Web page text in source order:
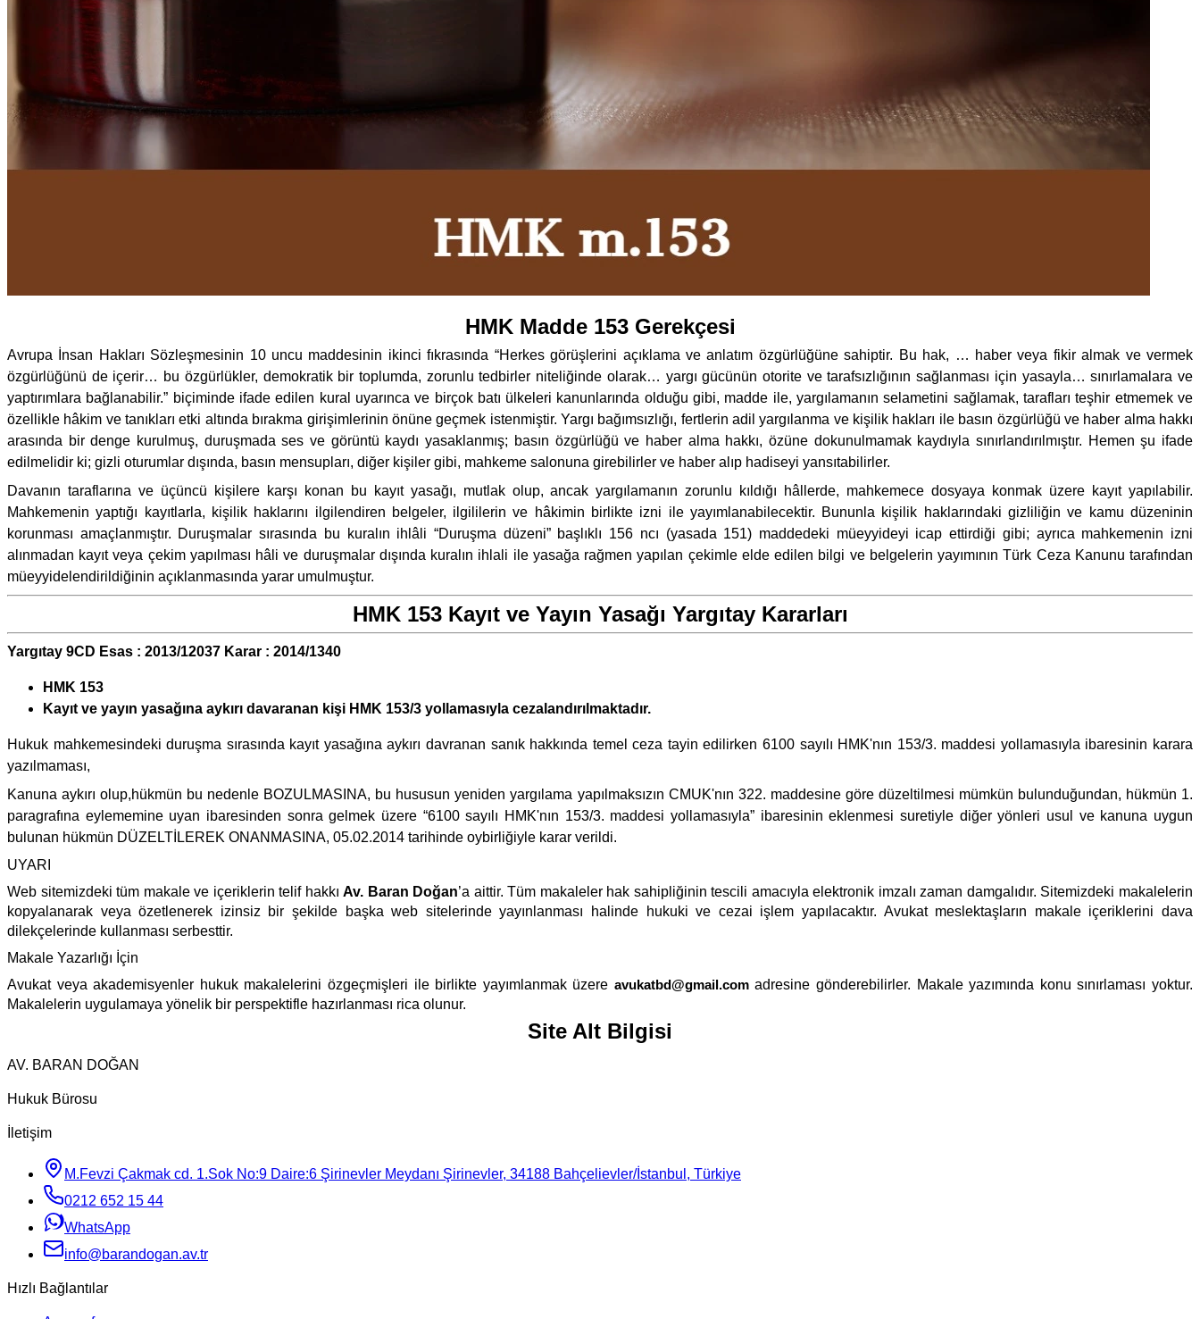
HMK Madde 153 Gerekçesi
Avrupa İnsan Hakları Sözleşmesinin 10 uncu maddesinin ikinci fıkrasında “Herkes görüşlerini açıklama ve anlatım özgürlüğüne sahiptir. Bu hak, … haber veya fikir almak ve vermek
özgürlüğünü de içerir… bu özgürlükler, demokratik bir toplumda, zorunlu tedbirler niteliğinde olarak… yargı gücünün otorite ve tarafsızlığının sağlanması için yasayla… sınırlamalara ve
yaptırımlara bağlanabilir.” biçiminde ifade edilen kural uyarınca ve birçok batı ülkeleri kanunlarında olduğu gibi, madde ile, yargılamanın selametini sağlamak, tarafları teşhir etmemek ve
özellikle hâkim ve tanıkları etki altında bırakma girişimlerinin önüne geçmek istenmiştir. Yargı bağımsızlığı, fertlerin adil yargılanma ve kişilik hakları ile basın özgürlüğü ve haber alma hakkı
arasında bir denge kurulmuş, duruşmada ses ve görüntü kaydı yasaklanmış; basın özgürlüğü ve haber alma hakkı, özüne dokunulmamak kaydıyla sınırlandırılmıştır. Hemen şu ifade
edilmelidir ki; gizli oturumlar dışında, basın mensupları, diğer kişiler gibi, mahkeme salonuna girebilirler ve haber alıp hadiseyi yansıtabilirler.
Davanın taraflarına ve üçüncü kişilere karşı konan bu kayıt yasağı, mutlak olup, ancak yargılamanın zorunlu kıldığı hâllerde, mahkemece dosyaya konmak üzere kayıt yapılabilir.
Mahkemenin yaptığı kayıtlarla, kişilik haklarını ilgilendiren belgeler, ilgililerin ve hâkimin birlikte izni ile yayımlanabilecektir. Bununla kişilik haklarındaki gizliliğin ve kamu düzeninin
korunması amaçlanmıştır. Duruşmalar sırasında bu kuralın ihlâli “Duruşma düzeni” başlıklı 156 ncı (yasada 151) maddedeki müeyyideyi icap ettirdiği gibi; ayrıca mahkemenin izni
alınmadan kayıt veya çekim yapılması hâli ve duruşmalar dışında kuralın ihlali ile yasağa rağmen yapılan çekimle elde edilen bilgi ve belgelerin yayımının Türk Ceza Kanunu tarafından
müeyyidelendirildiğinin açıklanmasında yarar umulmuştur.
HMK 153 Kayıt ve Yayın Yasağı Yargıtay Kararları
Yargıtay 9CD Esas : 2013/12037 Karar : 2014/1340
HMK 153
Kayıt ve yayın yasağına aykırı davaranan kişi HMK 153/3 yollamasıyla cezalandırılmaktadır.
Hukuk mahkemesindeki duruşma sırasında kayıt yasağına aykırı davranan sanık hakkında temel ceza tayin edilirken 6100 sayılı HMK'nın 153/3. maddesi yollamasıyla ibaresinin karara
yazılmaması,
Kanuna aykırı olup,hükmün bu nedenle BOZULMASINA, bu hususun yeniden yargılama yapılmaksızın CMUK'nın 322. maddesine göre düzeltilmesi mümkün bulunduğundan, hükmün 1.
paragrafına eylememine uyan ibaresinden sonra gelmek üzere “6100 sayılı HMK'nın 153/3. maddesi yollamasıyla” ibaresinin eklenmesi suretiyle diğer yönleri usul ve kanuna uygun
bulunan hükmün DÜZELTİLEREK ONANMASINA, 05.02.2014 tarihinde oybirliğiyle karar verildi.
UYARI
Web sitemizdeki tüm makale ve içeriklerin telif hakkıAv. Baran Doğan’a aittir. Tüm makaleler hak sahipliğinin tescili amacıyla elektronik imzalı zaman damgalıdır. Sitemizdeki makalelerin
kopyalanarak veya özetlenerek izinsiz bir şekilde başka web sitelerinde yayınlanması halinde hukuki ve cezai işlem yapılacaktır. Avukat meslektaşların makale içeriklerini dava
dilekçelerinde kullanması serbesttir.
Makale Yazarlığı İçin
Avukat veya akademisyenler hukuk makalelerini özgeçmişleri ile birlikte yayımlanmak üzere avukatbd@gmail.comadresine gönderebilirler. Makale yazımında konu sınırlaması yoktur.
Makalelerin uygulamaya yönelik bir perspektifle hazırlanması rica olunur.
Site Alt Bilgisi
AV. BARAN DOĞAN
Hukuk Bürosu
İletişim
M.Fevzi Çakmak cd. 1.Sok No:9 Daire:6 Şirinevler Meydanı Şirinevler, 34188 Bahçelievler/İstanbul, Türkiye
0212 652 15 44
WhatsApp
info@barandogan.av.tr
Hızlı Bağlantılar